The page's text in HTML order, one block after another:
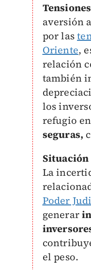
aversión
por las
Oriente,
relación
también
los
refugio en
seguras,
La
Poder
generar
el peso.